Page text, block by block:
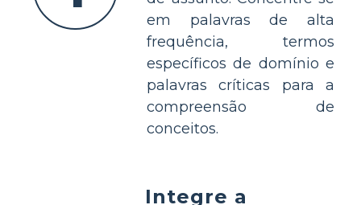
em palavras de alta
frequência, termos
específicos de domínio e
palavras críticas para a
compreensão de
conceitos.
Integre a